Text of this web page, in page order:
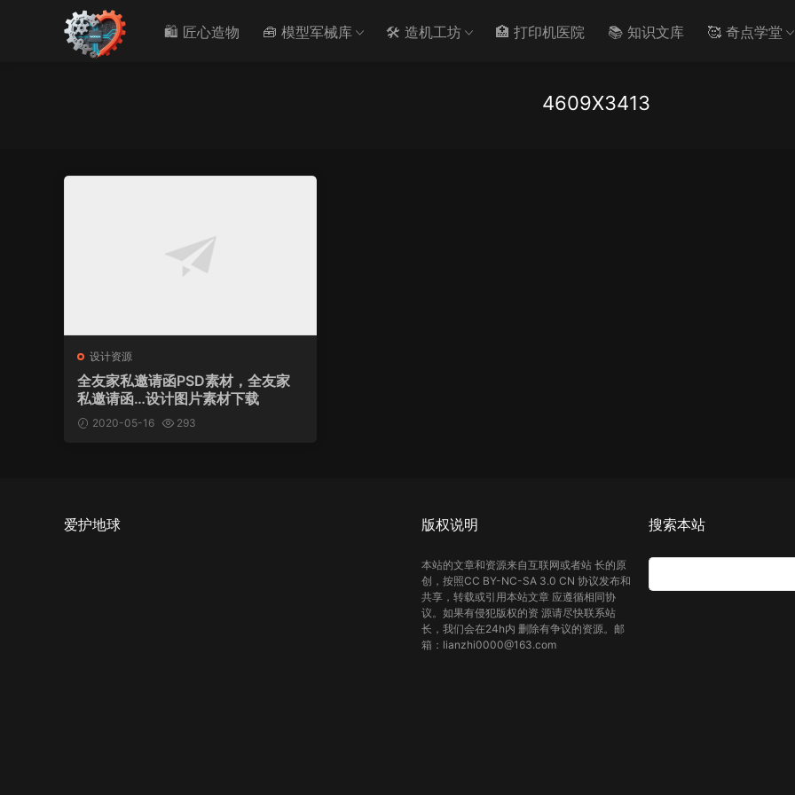
🛍️ 匠心造物 🧰 模型军械库 🛠️ 造机工坊 🏥 打印机医院 📚 知识文库 🥰 奇点学堂
4609X3413
设计资源
全友家私邀请函PSD素材，全友家
私邀请函…设计图片素材下载
2020-05-16 293
爱护地球 版权说明
本站的文章和资源来自互联网或者站 长的原
创，按照CC BY-NC-SA 3.0 CN 协议发布和
共享，转载或引用本站文章 应遵循相同协
议。如果有侵犯版权的资 源请尽快联系站
长，我们会在24h内 删除有争议的资源。邮
箱：lianzhi0000@163.com
搜索本站